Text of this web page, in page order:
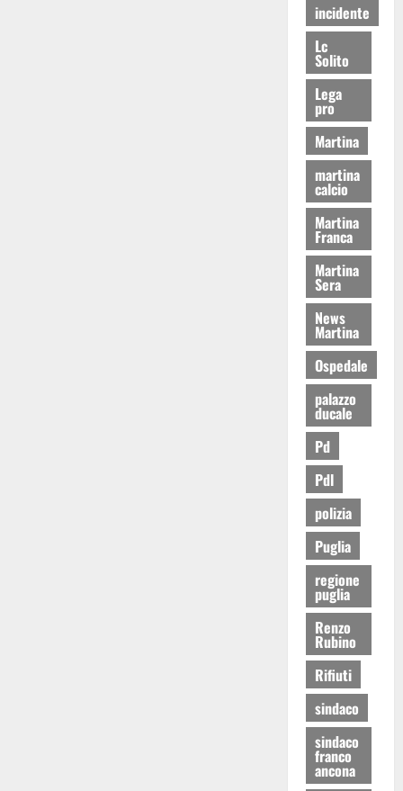
incidente
Lc
Solito
Lega
pro
Martina
martina
calcio
Martina
Franca
Martina
Sera
News
Martina
Ospedale
palazzo
ducale
Pd
Pdl
polizia
Puglia
regione
puglia
Renzo
Rubino
Rifiuti
sindaco
sindaco
franco
ancona